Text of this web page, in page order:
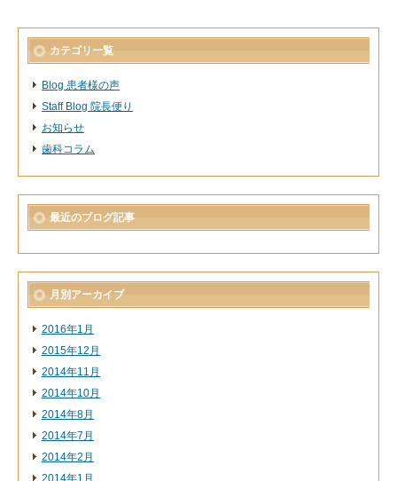
カテゴリ一覧
Blog 患者様の声
Staff Blog 院長便り
お知らせ
歯科コラム
最近のブログ記事
月別アーカイブ
2016年1月
2015年12月
2014年11月
2014年10月
2014年8月
2014年7月
2014年2月
2014年1月